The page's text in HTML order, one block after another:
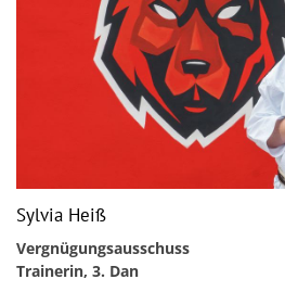
Sylvia Heiß
Vergnügungsausschuss
Trainerin, 3. Dan